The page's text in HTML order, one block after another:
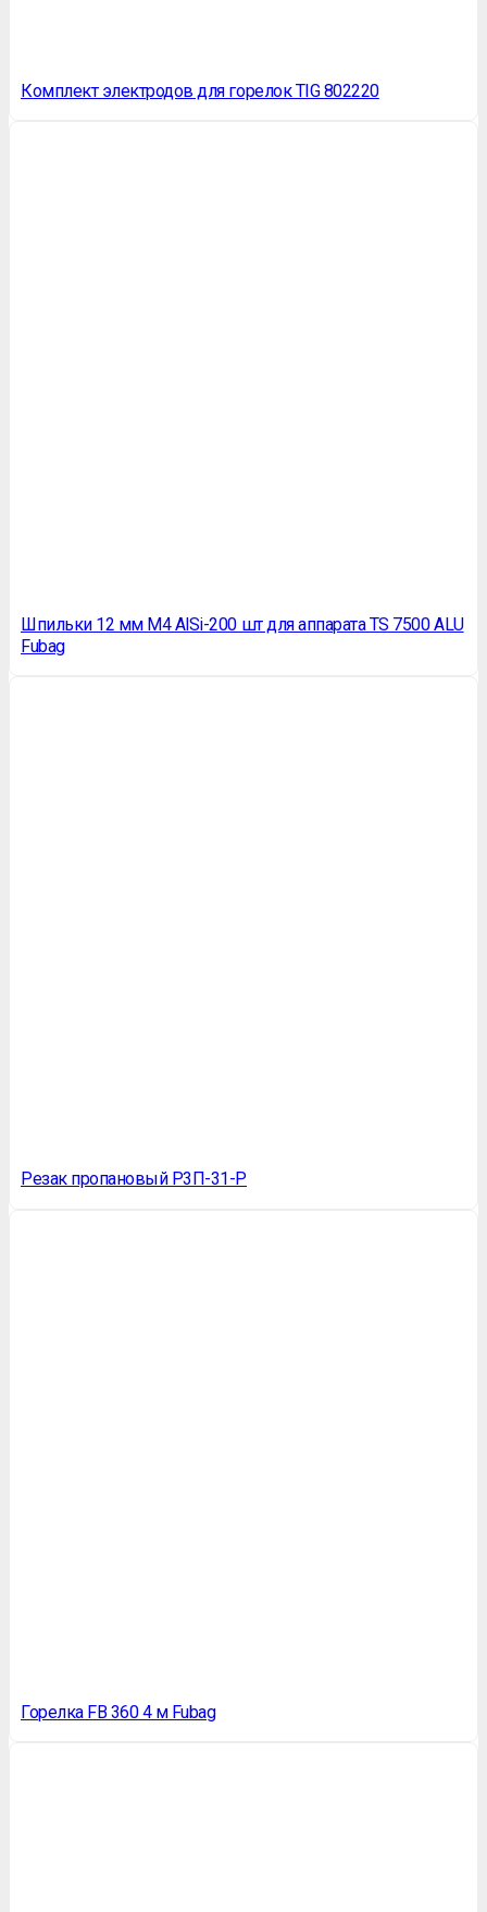
Комплект электродов для горелок TIG 802220
Шпильки 12 мм М4 AlSi-200 шт для аппарата TS 7500 ALU
Fubag
Резак пропановый Р3П-31-Р
Горелка FB 360 4 м Fubag